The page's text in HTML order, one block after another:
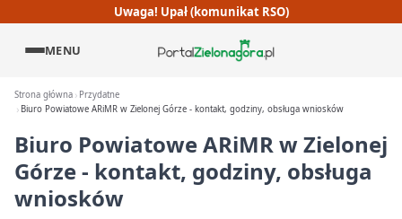
Uwaga! Upał (komunikat RSO)
MENU
Strona główna
Przydatne
Biuro Powiatowe ARiMR w Zielonej Górze - kontakt, godziny, obsługa wniosków
Biuro Powiatowe ARiMR w Zielonej
Górze - kontakt, godziny, obsługa
wniosków